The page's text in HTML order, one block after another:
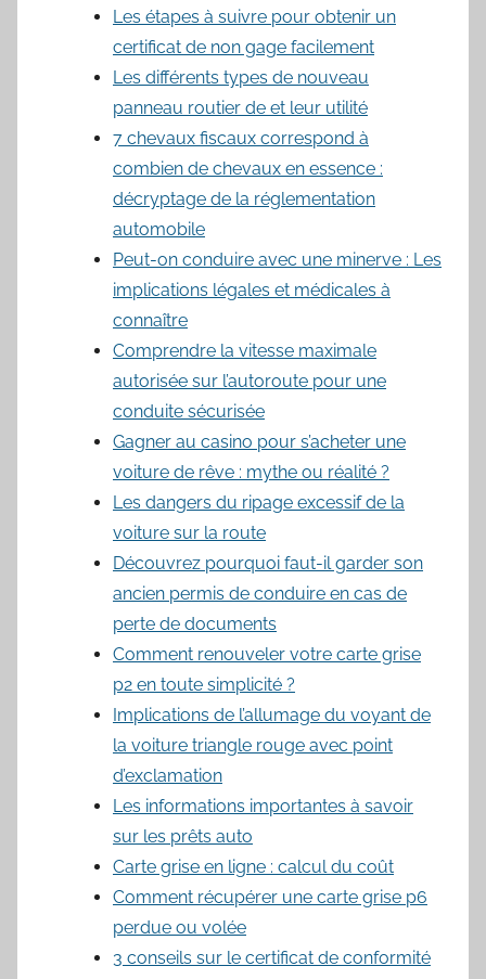
Les étapes à suivre pour obtenir un
certificat de non gage facilement
Les différents types de nouveau
panneau routier de et leur utilité
7 chevaux fiscaux correspond à
combien de chevaux en essence :
décryptage de la réglementation
automobile
Peut-on conduire avec une minerve : Les
implications légales et médicales à
connaître
Comprendre la vitesse maximale
autorisée sur l’autoroute pour une
conduite sécurisée
Gagner au casino pour s’acheter une
voiture de rêve : mythe ou réalité ?
Les dangers du ripage excessif de la
voiture sur la route
Découvrez pourquoi faut-il garder son
ancien permis de conduire en cas de
perte de documents
Comment renouveler votre carte grise
p2 en toute simplicité ?
Implications de l’allumage du voyant de
la voiture triangle rouge avec point
d’exclamation
Les informations importantes à savoir
sur les prêts auto
Carte grise en ligne : calcul du coût
Comment récupérer une carte grise p6
perdue ou volée
3 conseils sur le certificat de conformité